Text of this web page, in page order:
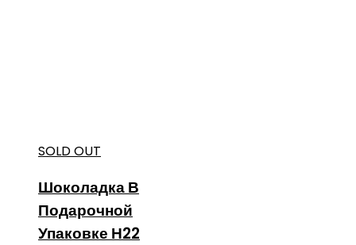
SOLD OUT
Шоколадка В
Подарочной
Упаковке Н22